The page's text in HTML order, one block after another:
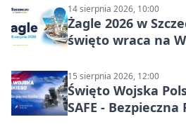
14 sierpnia 2026, 10:00
Żagle 2026 w
święto wraca na
15 sierpnia 2026, 12:00
Święto Wojska
SAFE - Bezpieczna